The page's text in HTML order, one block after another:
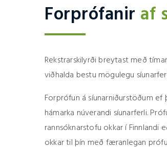
Forprófanir af
Rekstrarskilyrði breytast með
viðhalda bestu mögulegu
Forprófun á síunarniðurstöðum
hámarka núverandi síunarferli.
rannsóknarstofu okkar í
okkar til þín með færanlegan